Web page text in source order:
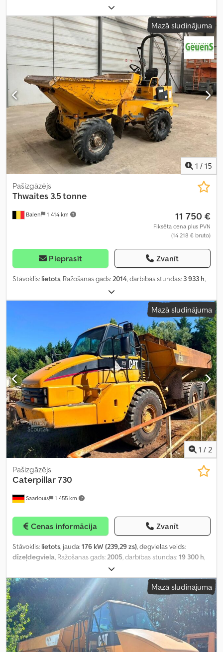
Mazā sludinājuma
1 / 15
Balen 1 414 km
Pašizgāzējs
Thwaites 3.5 tonne
11 750 €
Fiksēta cena plus PVN
(14 218 € bruto)
Pieprasīt Zvanīt
Stāvoklis: lietots, Ražošanas gads:2014, darbības stundas: 3 933 h,
Mazā sludinājuma
1 / 2
Saarlouis 1 455 km
Pašizgāzējs
Caterpillar730
Cenas informācija Zvanīt
Stāvoklis: lietots, jauda:176 kW (239,29 zs), degvielas veids:
dīzeļdegviela, Ražošanas gads:2005, darbības stundas:19 300 h,
Mazā sludinājuma